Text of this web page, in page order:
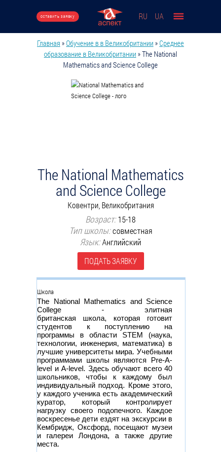
оставить заявку RU UA
Вы здесь
Главная »Обучение в в Великобритании »Среднее
образование в Великобритании »The National
Mathematics and Science College
The National Mathematics
and Science College
Ковентри, Великобритания
Возраст:15-18
Тип школы:совместная
Язык:Английский
ПОДАТЬ ЗАЯВКУ
Группа
Школа
The National Mathematics and Science
College - элитная
британская школа, которая готовит
студентов к поступлению на
программы в области STEM (наука,
технологии, инженерия, математика) в
лучшие университеты мира. Учебными
программами школы являются Pre-A-
level и A-level. Здесь обучают всего 40
школьников, чтобы к каждому был
индивидуальный подход. Кроме этого,
у каждого ученика есть академический
куратор, который контролирует
нагрузку своего подопечного. Каждое
воскресенье дети ездят на экскурсии в
Кембридж, Оксфорд, посещают музеи
и галереи Лондона, а также другие
места.